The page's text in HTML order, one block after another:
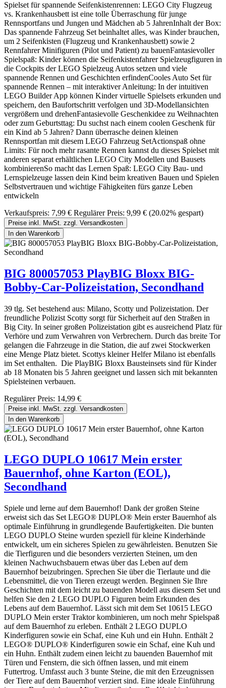
Spielset für spannende Seifenkistenrennen: LEGO City Flugzeug
vs. Krankenhausbett ist eine tolle Überraschung für junge
Rennsportfans und Jungen und Mädchen ab 5 JahrenInhalt der Box:
Das spannende Fahrzeug Set beinhaltet alles, was Kinder brauchen,
um 2 Seifenkisten (Flugzeug und Krankenhausbett) sowie 2
Rennfahrer Minifiguren (Pilot und Patient) zu bauenFantasievoller
Spielspaß: Kinder können die Seifenkistenfahrer Spielzeugfiguren in
die Cockpits der LEGO Spielzeug Autos setzen und viele
spannende Rennen und Geschichten erfindenCooles Auto Set für
spannende Rennen – mit interaktiver Anleitung: In der intuitiven
LEGO Builder App können Kinder virtuelle Spielsets erkunden und
speichern, den Baufortschritt verfolgen und 3D-Modellansichten
vergrößern und drehenFantasievolle Geschenkidee zu Weihnachten
oder zum Geburtsttag: Du suchst nach einem coolen Geschenk für
ein Kind ab 5 Jahren? Dann überrasche deinen kleinen
Rennsportfan mit diesem LEGO Fahrzeug SetActionspaß ohne
Limits: Für noch mehr rasante Rennen kannst du dieses Spielset mit
anderen separat erhältlichen LEGO City Modellen und Bausets
kombinierenSo macht das Lernen Spaß: LEGO City Bau- und
Lernspielzeuge lassen dein Kind beim kreativen Bauen und Spielen
Selbstvertrauen und wichtige Fähigkeiten fürs ganze Leben
entwickeln
Verkaufspreis: 7,99 € Regulärer Preis: 9,99 € (20.02% gespart)
Preise inkl. MwSt. zzgl. Versandkosten
In den Warenkorb
BIG 800057053 PlayBIG Bloxx BIG-
Bobby-Car-Polizeistation, Secondhand
39 tlg. Set bestehend aus: Milano, Scotty und Polizeistation. Der
freundliche Polizist Scotty sorgt für Sicherheit auf den Straßen in
Big City. In seiner großen Polizeistation gibt es ausreichend Platz für
Verhöre und zum Verwahren von Verbrechern. Durch das breite Tor
gelangen die Fahrzeuge in die Station, die auf zwei Stockwerken
eine Menge Platz bietet. Scottys kleiner Helfer Milano ist ebenfalls
im Set enthalten. Die PlayBIG Bloxx Bausteinsets sind für Kinder
ab 18 Monaten bis 5 Jahren geeignet und lassen sich mit bekannten
Spielsteinen verbauen.
Regulärer Preis: 14,99 €
Preise inkl. MwSt. zzgl. Versandkosten
In den Warenkorb
LEGO DUPLO 10617 Mein erster
Bauernhof, ohne Karton (EOL),
Secondhand
Spiele und lerne auf dem Bauernhof! Dank der großen Steine
erweist sich das Set LEGO® DUPLO® Mein erster Bauernhof als
optimale Einführung in grundlegende Baufertigkeiten. Die bunten
LEGO DUPLO Steine wurden speziell für kleine Kinderhände
entwickelt, um ein sicheres Spielen zu gewährleisten. Benutzen Sie
die Tierfiguren und die besonders verzierten Steinen, um den
kleinen Nachwuchsbauern etwas über das Leben auf dem
Bauernhof beizubringen. Sprechen Sie über die Tierlaute und die
Lebensmittel, die von Tieren erzeugt werden. Beginnen Sie Ihre
Geschichten mit dem leicht zu bauenden Modell aus diesem Set und
helfen Sie den 2 LEGO DUPLO Figuren beim Erkunden des
Lebens auf dem Bauernhof. Lässt sich mit dem Set 10615 LEGO
DUPLO Mein erster Traktor kombinieren, um noch mehr Spielspaß
auf dem Bauernhof zu erleben. Enthält 2 LEGO DUPLO
Kinderfiguren sowie ein Schaf, eine Kuh und ein Huhn. Enthält 2
LEGO® DUPLO® Kinderfiguren sowie ein Schaf, eine Kuh und
ein Huhn. Enthält zudem einen leicht zu bauenden Bauernhof mit
Türen und Fenstern, die sich öffnen lassen, und mit einem
Futtertrog. Umfasst auch 3 bunte Steine, die mit den Erzeugnissen
der Tiere auf dem Bauernhof verziert sind. Eine ideale Einführung